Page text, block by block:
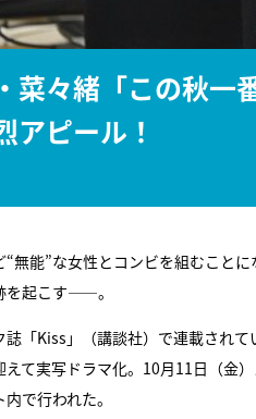
菜々緒「この秋一
アピール！
“無能”な女性とコンビを組むこと
を起こす――。
誌「Kiss」（講談社）で連載され
えて実写ドラマ化。10月11日（金
で行われた。